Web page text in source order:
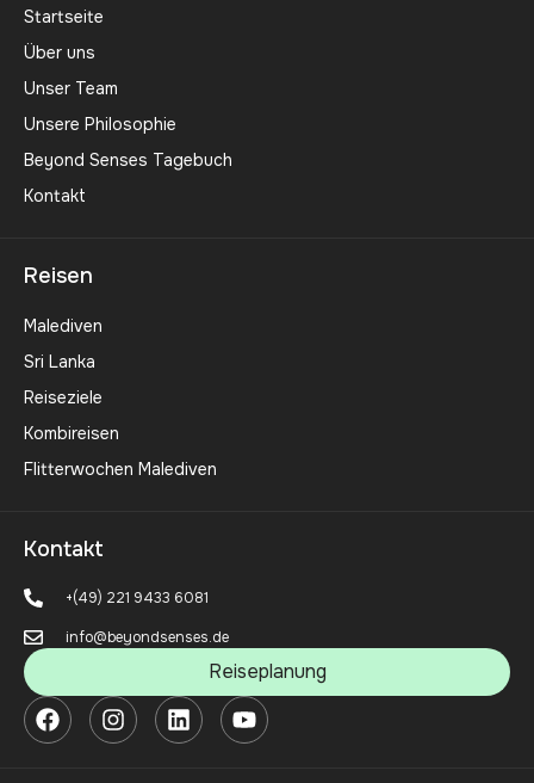
Startseite
Über uns
Unser Team
Unsere Philosophie
Beyond Senses Tagebuch
Kontakt
Reisen
Malediven
Sri Lanka
Reiseziele
Kombireisen
Flitterwochen Malediven
Kontakt
+(49) 221 9433 6081
info@beyondsenses.de
Reiseplanung